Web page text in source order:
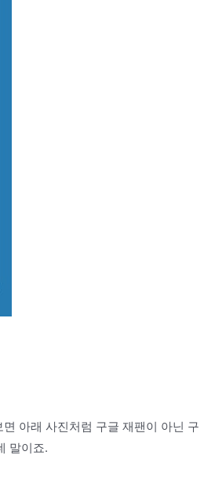
아래 사진처럼 구글 재팬이 아닌 구
말이죠.